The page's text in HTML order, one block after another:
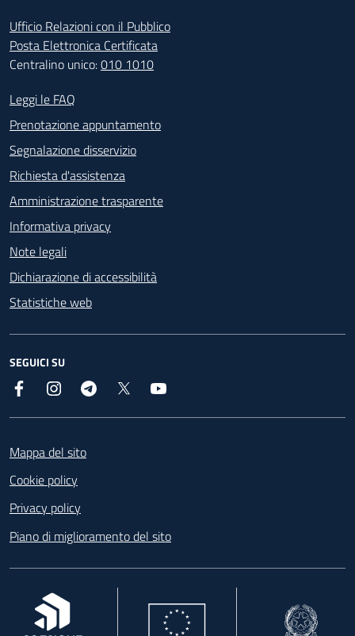
Ufficio Relazioni con il Pubblico
Posta Elettronica Certificata
Centralino unico:010 1010
Footer - Contatti
Leggi le FAQ
Prenotazione appuntamento
Segnalazione disservizio
Richiesta d'assistenza
Amministrazione trasparente
Informativa privacy
Note legali
Dichiarazione di accessibilità
Statistiche web
SEGUICI SU
Facebook InstagramTelegram
Mappa del sito
Cookie policy
Privacy policy
Piano di miglioramento del sito
, apre in una nuova scheda